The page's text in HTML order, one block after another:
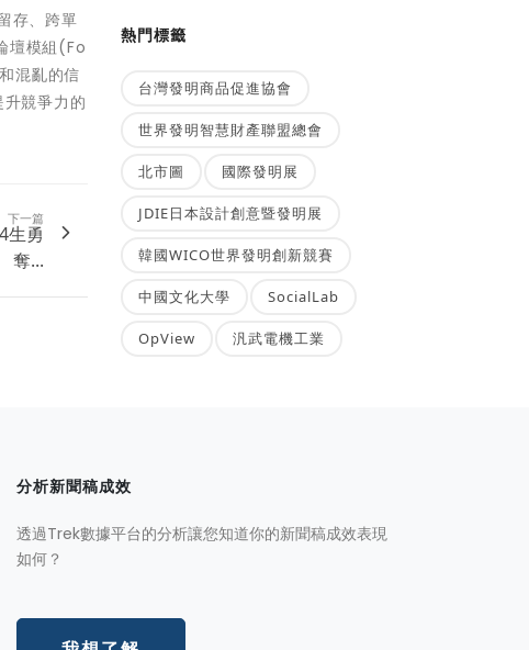
存、跨單
壇模組(Fo
混亂的信
競爭力的
下一篇
生勇
奪...
熱門標籤
台灣發明商品促進協會
世界發明智慧財產聯盟總會
北市圖 國際發明展
JDIE日本設計創意暨發明展
韓國WICO世界發明創新競賽
中國文化大學 SocialLab
OpView 汎武電機工業
分析新聞稿成效
透過Trek數據平台的分析讓您知道你的新聞稿成效表現
如何？